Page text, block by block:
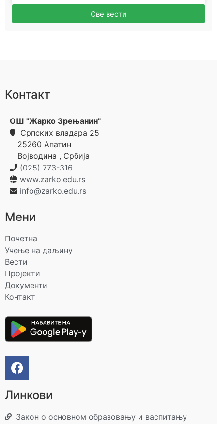
Све вести
Контакт
ОШ "Жарко Зрењанин"
Српских владара 25
25260 Апатин
Војводина , Србија
(025) 773-316
www.zarko.edu.rs
info@zarko.edu.rs
Мени
Почетна
Учење на даљину
Вести
Пројекти
Документи
Контакт
Линкови
Закон о основном образовању и васпитању